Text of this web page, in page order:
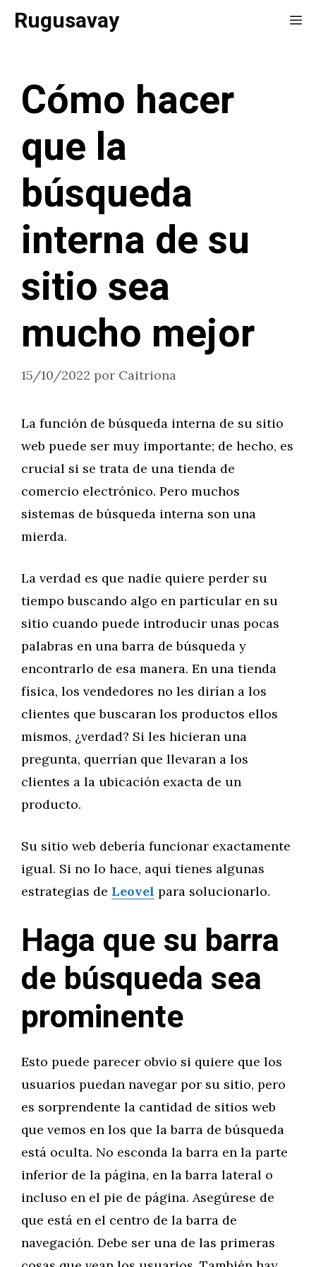
SaltarRugusavay
Cómo hacer
que la
búsqueda
interna de su
sitio sea
mucho mejor
15/10/2022 por Caitriona
La función de búsqueda interna de su sitio
web puede ser muy importante; de hecho, es
crucial si se trata de una tienda de
comercio electrónico. Pero muchos
sistemas de búsqueda interna son una
mierda.
La verdad es que nadie quiere perder su
tiempo buscando algo en particular en su
sitio cuando puede introducir unas pocas
palabras en una barra de búsqueda y
encontrarlo de esa manera. En una tienda
física, los vendedores no les dirían a los
clientes que buscaran los productos ellos
mismos, ¿verdad? Si les hicieran una
pregunta, querrían que llevaran a los
clientes a la ubicación exacta de un
producto.
Su sitio web debería funcionar exactamente
igual. Si no lo hace, aquí tienes algunas
estrategias de Leovel para solucionarlo.
Haga que su barra
de búsqueda sea
prominente
Esto puede parecer obvio si quiere que los
usuarios puedan navegar por su sitio, pero
es sorprendente la cantidad de sitios web
que vemos en los que la barra de búsqueda
está oculta. No esconda la barra en la parte
inferior de la página, en la barra lateral o
incluso en el pie de página. Asegúrese de
que está en el centro de la barra de
navegación. Debe ser una de las primeras